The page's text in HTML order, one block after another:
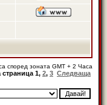
според зоната GMT + 2 Часа
страница 1, 2, 3 Следваща